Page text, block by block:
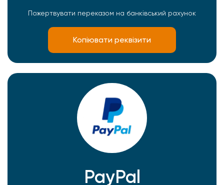
Пожертвувати переказом на банківський рахунок
Копіювати реквізити
PayPal